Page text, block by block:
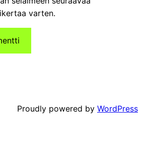
varten.
Proudly powered by WordPress